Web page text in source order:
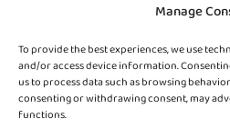
Manage
To provide the best experiences, we use
and/or access device information.
us to process data such as browsing
consenting or withdrawing consent, may
functions.